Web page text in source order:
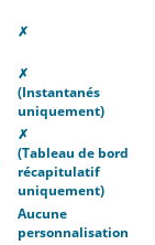
✗
✗
(Instantanés
uniquement)
✗
(Tableau de bord
récapitulatif
uniquement)
Aucune
personnalisation